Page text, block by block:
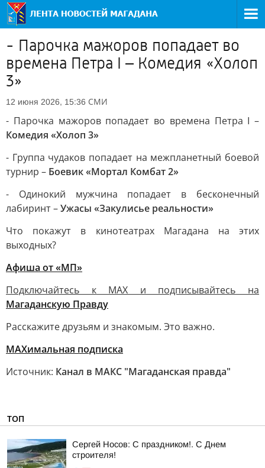
- Парочка мажоров попадает во
времена Петра I – Комедия «Холоп
3»
12 июня 2026, 15:36 СМИ
- Парочка мажоров попадает во времена Петра I –
Комедия «Холоп 3»
- Группа чудаков попадает на межпланетный боевой
турнир – Боевик «Мортал Комбат 2»
- Одинокий мужчина попадает в бесконечный
лабиринт –Ужасы «Закулисье реальности»
Что покажут в кинотеатрах Магадана на этих
выходных?
Афиша от «МП»
Подключайтесь к MAX и подписывайтесь на
Магаданскую Правду
Расскажите друзьям и знакомым. Это важно.
МАХимальная подписка
Источник: Канал в МАКС "Магаданская правда"
ТОП
Сергей Носов: С праздником!. С Днем
строителя!